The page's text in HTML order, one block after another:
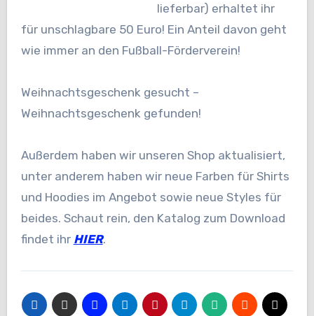
lieferbar) erhaltet ihr
für unschlagbare 50 Euro! Ein Anteil davon geht
wie immer an den Fußball-Förderverein!
Weihnachtsgeschenk gesucht –
Weihnachtsgeschenk gefunden!
Außerdem haben wir unseren Shop aktualisiert,
unter anderem haben wir neue Farben für Shirts
und Hoodies im Angebot sowie neue Styles für
beides. Schaut rein, den Katalog zum Download
findet ihr HIER.